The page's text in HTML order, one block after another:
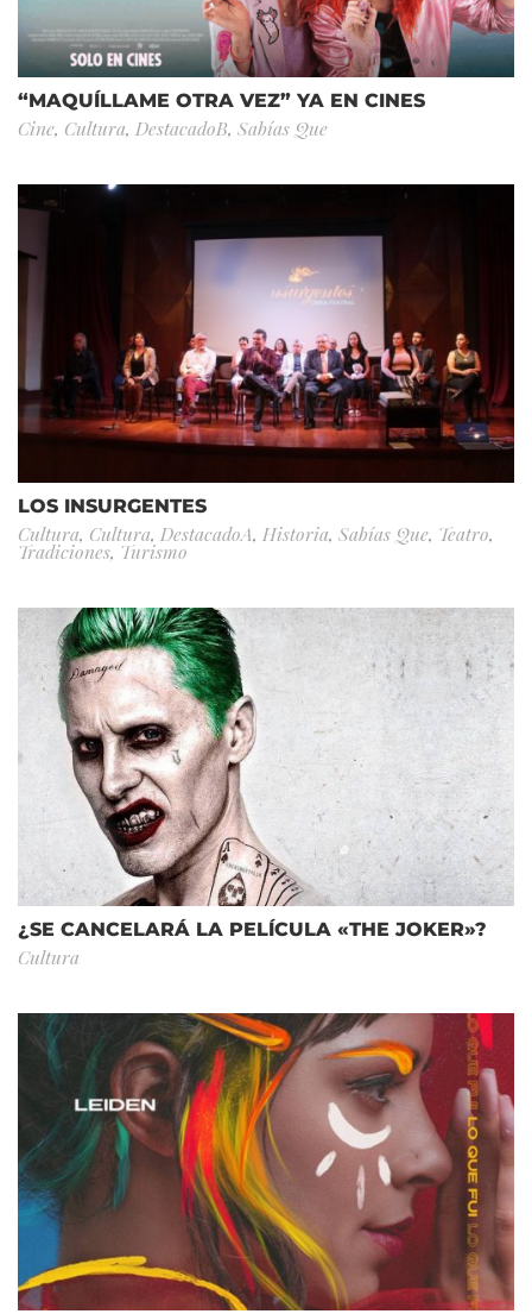
“MAQUÍLLAME OTRA VEZ” YA EN CINES
Cine, Cultura, DestacadoB, Sabías Que
LOS INSURGENTES
Cultura, Cultura, DestacadoA, Historia, Sabías Que, Teatro,
Tradiciones, Turismo
¿SE CANCELARÁ LA PELÍCULA «THE JOKER»?
Cultura